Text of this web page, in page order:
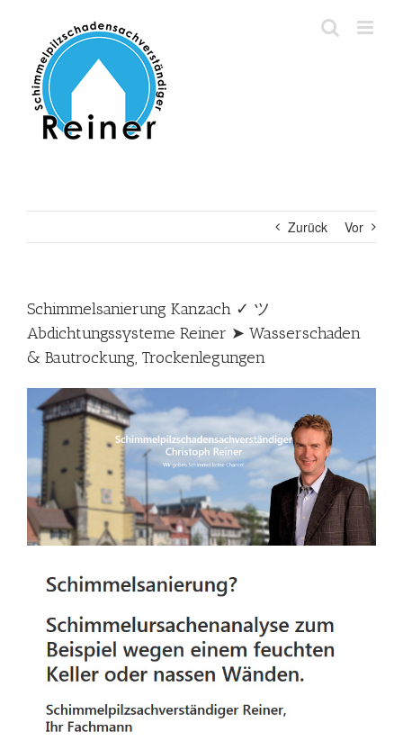
springen
Zurück Vor
Schimmelsanierung Kanzach ✓ ツ
Abdichtungssysteme Reiner ➤ Wasserschaden
& Bautrockung, Trockenlegungen